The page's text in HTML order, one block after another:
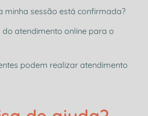
minha sessão está confirmada?
do atendimento online para o
podem realizar atendimento